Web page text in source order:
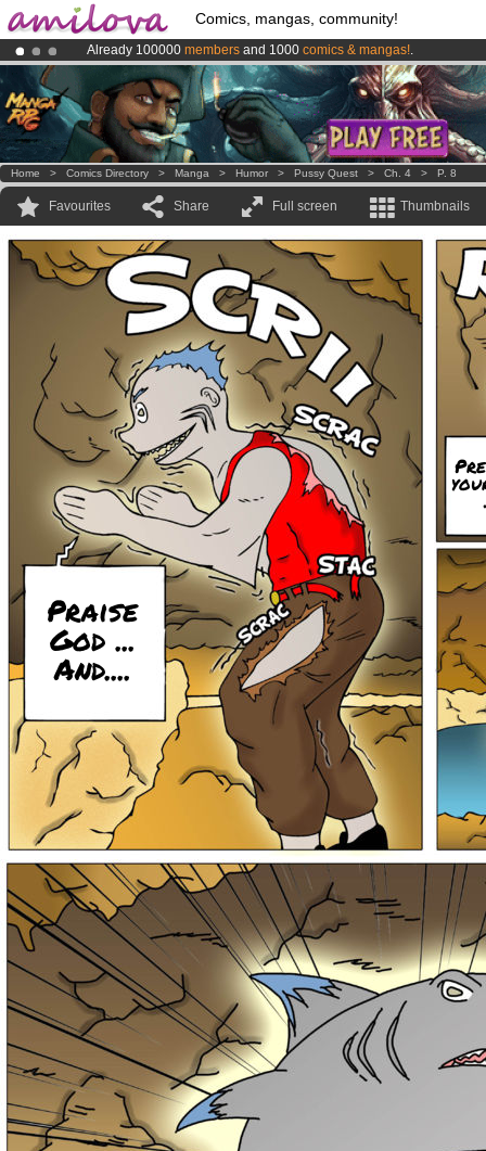
Comics, mangas, community!
Already 100000 members and 1000 comics & mangas!.
Premium membership from3.95 eurosper month !Get membership
AmilovaKickstarter is now LIVE!.
Home > Comics Directory > Manga > Humor > Pussy Quest > Ch. 4 > P. 8
Favourites Share Full screen Thumbnails
Praise
God ...
And....